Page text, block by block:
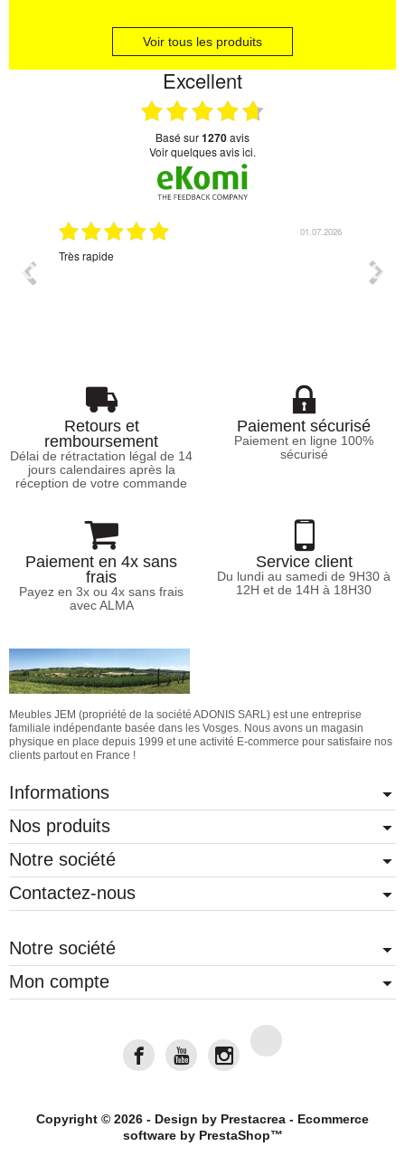
Voir tous les produits
Excellent
basé sur1270avis
Voir quelques avis ici.
01.07.2026
Très rapide
Retours et
remboursement
Délai de rétractation légal de 14
jours calendaires après la
réception de votre commande
Paiement sécurisé
Paiement en ligne 100%
sécurisé
Paiement en 4x sans
frais
Payez en 3x ou 4x sans frais
avec ALMA
Service client
Du lundi au samedi de 9H30 à
12H et de 14H à 18H30
Meubles JEM (propriété de la société ADONIS SARL) est une entreprise
familiale indépendante basée dans les Vosges. Nous avons un magasin
physique en place depuis 1999 et une activité E-commerce pour satisfaire nos
clients partout en France !
Informations
Nos produits
Notre société
Contactez-nous
Notre société
Mon compte
Copyright © 2026 - Design by Prestacrea - Ecommerce
software by PrestaShop™